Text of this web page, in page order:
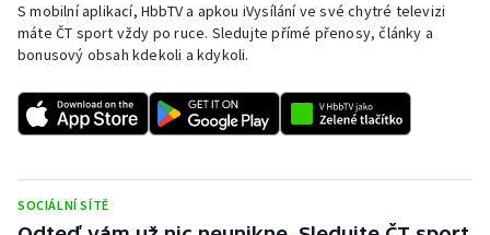
S mobilní aplikací, HbbTV a apkou iVysílání ve své chytré televizi
máte ČT sport vždy po ruce. Sledujte přímé přenosy, články a
bonusový obsah kdekoli a kdykoli.
SOCIÁLNÍ SÍTĚ